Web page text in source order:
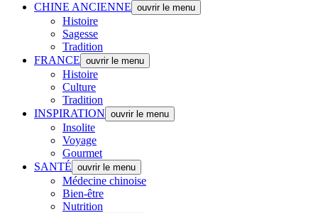
CHINE ANCIENNE ouvrir le menu
Histoire
Sagesse
Tradition
FRANCE ouvrir le menu
Histoire
Culture
Tradition
INSPIRATION ouvrir le menu
Insolite
Voyage
Gourmet
SANTÉ ouvrir le menu
Médecine chinoise
Bien-être
Nutrition